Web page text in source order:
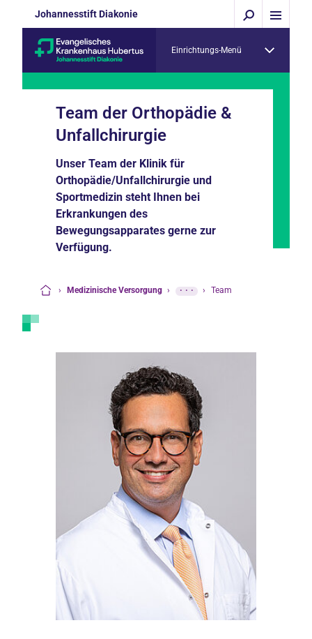
Johannesstift Diakonie
Einrichtungs-Menü
Team der Orthopädie &
Unfallchirurgie
Unser Team der Klinik für
Orthopädie/Unfallchirurgie und
Sportmedizin steht Ihnen bei
Erkrankungen des
Bewegungsapparates gerne zur
Verfügung.
› Medizinische Versorgung › ··· › Team